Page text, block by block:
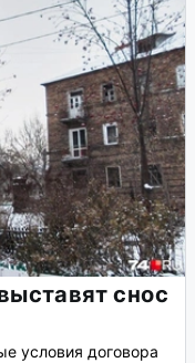
снос
условия договора